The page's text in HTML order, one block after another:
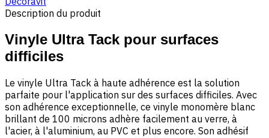
Description du produit
Vinyle Ultra Tack pour surfaces
difficiles
Le vinyle Ultra Tack à haute adhérence est la solution
parfaite pour l'application sur des surfaces difficiles. Avec
son adhérence exceptionnelle, ce vinyle monomère blanc
brillant de 100 microns adhère facilement au verre, à
l'acier, à l'aluminium, au PVC et plus encore. Son adhésif